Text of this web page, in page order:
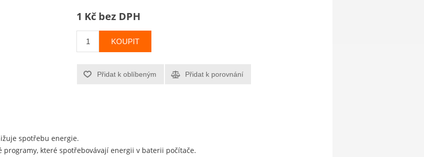
1 Kč bez DPH
KOUPIT
Přidat k oblíbeným Přidat k porovnání
spotřebu energie.
programy, které spotřebovávají energii v baterii počítače.